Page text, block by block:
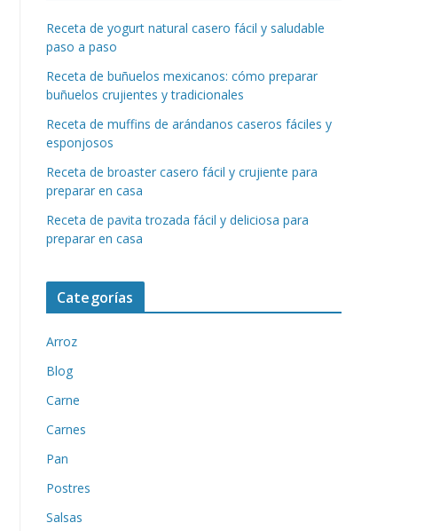
Receta de yogurt natural casero fácil y saludable
paso a paso
Receta de buñuelos mexicanos: cómo preparar
buñuelos crujientes y tradicionales
Receta de muffins de arándanos caseros fáciles y
esponjosos
Receta de broaster casero fácil y crujiente para
preparar en casa
Receta de pavita trozada fácil y deliciosa para
preparar en casa
Categorías
Arroz
Blog
Carne
Carnes
Pan
Postres
Salsas